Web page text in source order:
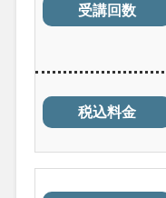
受講回数
税込料金